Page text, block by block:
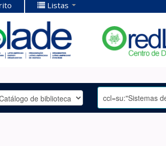
Listas